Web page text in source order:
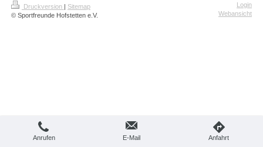
Druckversion | Sitemap
© Sportfreunde Hofstetten e.V.
Login
Webansicht
Anrufen E-Mail Anfahrt